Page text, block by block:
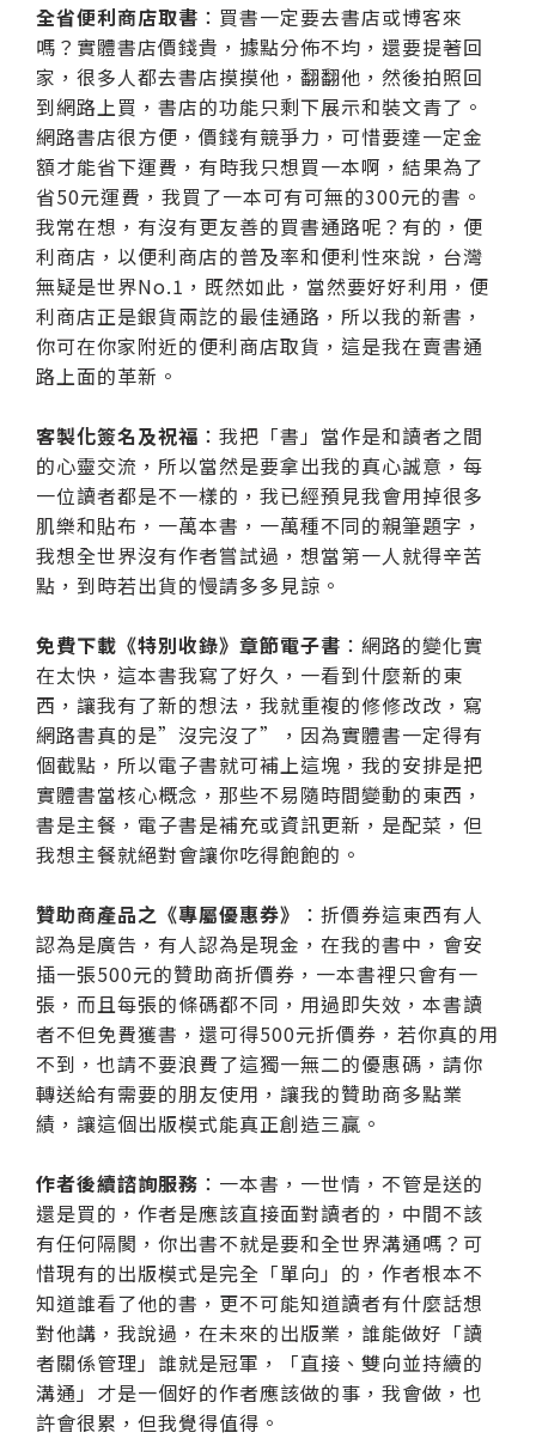
全省便利商店取書 ：買書一定要去書店或博客來
嗎？實體書店價錢貴，據點分佈不均，還要提著回
家，很多人都去書店摸摸他，翻翻他，然後拍照回
到網路上買，書店的功能只剩下展示和裝文青了。
網路書店很方便，價錢有競爭力，可惜要達一定金
額才能省下運費，有時我只想買一本啊，結果為了
省50元運費，我買了一本可有可無的300元的書。
我常在想，有沒有更友善的買書通路呢？有的，便
利商店，以便利商店的普及率和便利性來說，台灣
無疑是世界No.1，既然如此，當然要好好利用，便
利商店正是銀貨兩訖的最佳通路，所以我的新書，
你可在你家附近的便利商店取貨，這是我在賣書通
路上面的革新。
客製化簽名及祝福 ：我把「書」當作是和讀者之間
的心靈交流，所以當然是要拿出我的真心誠意，每
一位讀者都是不一樣的，我已經預見我會用掉很多
肌樂和貼布，一萬本書，一萬種不同的親筆題字，
我想全世界沒有作者嘗試過，想當第一人就得辛苦
點，到時若出貨的慢請多多見諒。
免費下載《特別收錄》章節電子書 ：網路的變化實
在太快，這本書我寫了好久，一看到什麼新的東
西，讓我有了新的想法，我就重複的修修改改，寫
網路書真的是”沒完沒了”，因為實體書一定得有
個截點，所以電子書就可補上這塊，我的安排是把
實體書當核心概念，那些不易隨時間變動的東西，
書是主餐，電子書是補充或資訊更新，是配菜，但
我想主餐就絕對會讓你吃得飽飽的。
贊助商產品之《專屬優惠券》
：折價券這東西有人
認為是廣告，有人認為是現金，在我的書中，會安
插一張500元的贊助商折價券，一本書裡只會有一
張，而且每張的條碼都不同，用過即失效，本書讀
者不但免費獲書，還可得500元折價券，若你真的用
不到，也請不要浪費了這獨一無二的優惠碼，請你
轉送給有需要的朋友使用，讓我的贊助商多點業
績，讓這個出版模式能真正創造三贏。
作者後續諮詢服務 ：一本書，一世情，不管是送的
還是買的，作者是應該直接面對讀者的，中間不該
有任何隔閡，你出書不就是要和全世界溝通嗎？可
惜現有的出版模式是完全「單向」的，作者根本不
知道誰看了他的書，更不可能知道讀者有什麼話想
對他講，我說過，在未來的出版業，誰能做好「讀
者關係管理」誰就是冠軍，「直接、雙向並持續的
溝通」才是一個好的作者應該做的事，我會做，也
許會很累，但我覺得值得。